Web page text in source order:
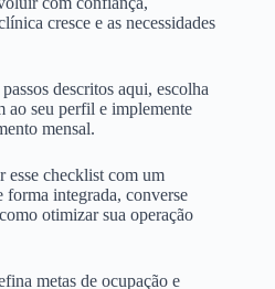
cresce e as necessidades
descritos aqui, escolha
ao seu perfil e implemente
mensal.
esse checklist com um
forma integrada, converse
otimizar sua operação
metas de ocupação e